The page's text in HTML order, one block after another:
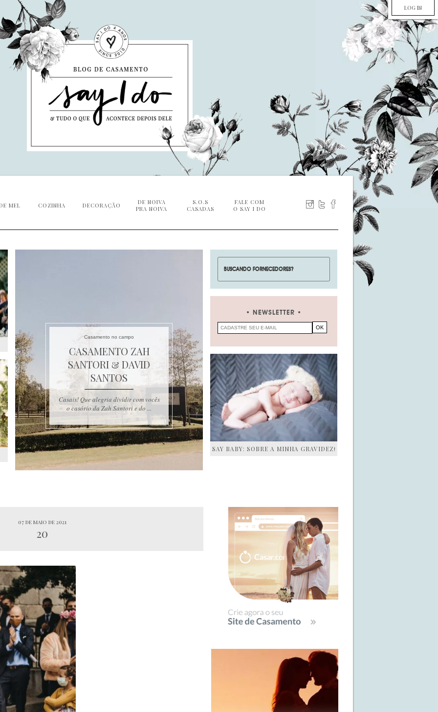
LOG IN
MEL COZINHA DECORAÇÃO
DE NOIVA
PRA NOIVA
S.O.S
CASADAS
FALE COM
O SAY I DO
Casamento no campo
CASAMENTO ZAH
SANTORI & DAVID
SANTOS
Casais! Que alegria dividir com vocês
o casório da Zah Santori e do ...
NEWSLETTER
SAY BABY: SOBRE A MINHA GRAVIDEZ!
07 de maio de 2021
20
SIDEBAR